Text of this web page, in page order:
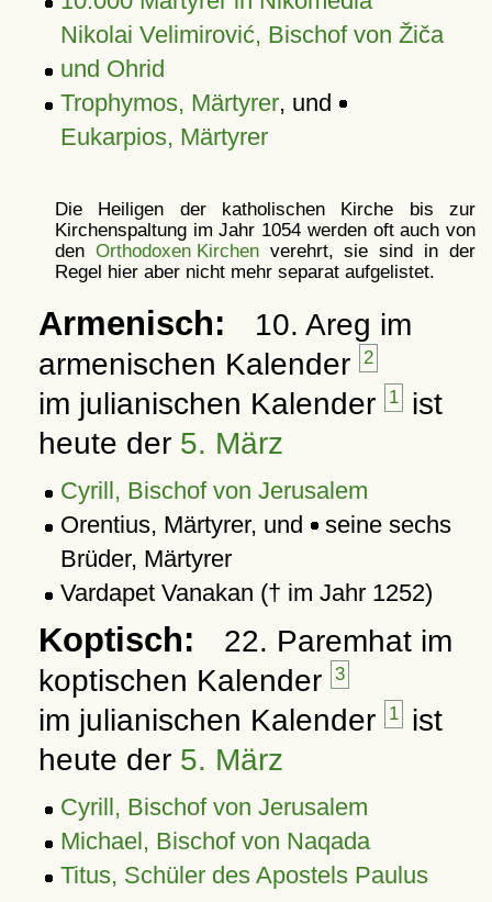
Nikolai Velimirović, Bischof von Žiča
und Ohrid
Trophymos, Märtyrer, und
Eukarpios, Märtyrer
Die Heiligen der katholischen Kirche bis zur
Kirchenspaltung im Jahr 1054 werden oft auch von
den Orthodoxen Kirchenverehrt, sie sind in der
Regel hier aber nicht mehr separat aufgelistet.
Armenisch:
10. Areg im
armenischen Kalender
2
im julianischen Kalender 1 ist
heute der 5. März
Cyrill, Bischof von Jerusalem
Orentius, Märtyrer, und seine sechs
Brüder, Märtyrer
Vardapet Vanakan († im Jahr 1252)
Koptisch:
22. Paremhat im
koptischen Kalender
3
im julianischen Kalender 1 ist
heute der 5. März
Cyrill, Bischof von Jerusalem
Michael, Bischof von Naqada
Titus, Schüler des Apostels Paulus